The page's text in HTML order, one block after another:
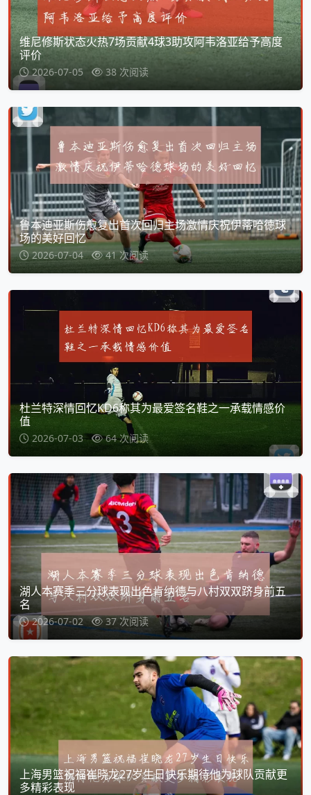
维尼修斯状态火热7场贡献4球3助攻阿韦洛亚给予高度
评价
2026-07-05 38 次阅读
鲁本迪亚斯伤愈复出首次回归主场激情庆祝伊蒂哈德球
场的美好回忆
2026-07-04 41 次阅读
杜兰特深情回忆KD6称其为最爱签名鞋之一承载情感价
值
2026-07-03 64 次阅读
湖人本赛季三分球表现出色肯纳德与八村双双跻身前五
名
2026-07-02 37 次阅读
上海男篮祝福崔晓龙27岁生日快乐期待他为球队贡献更
多精彩表现